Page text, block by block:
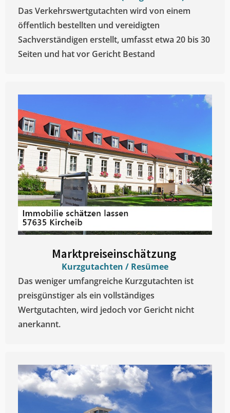
Das Verkehrswertgutachten wird von einem
öffentlich bestellten und vereidigten
Sachverständigen erstellt, umfasst etwa 20 bis 30
Seiten und hat vor Gericht Bestand
Marktpreiseinschätzung ​
Kurzgutachten / Resümee
Das weniger umfangreiche Kurzgutachten ist
preisgünstiger als ein vollständiges
Wertgutachten, wird jedoch vor Gericht nicht
anerkannt.